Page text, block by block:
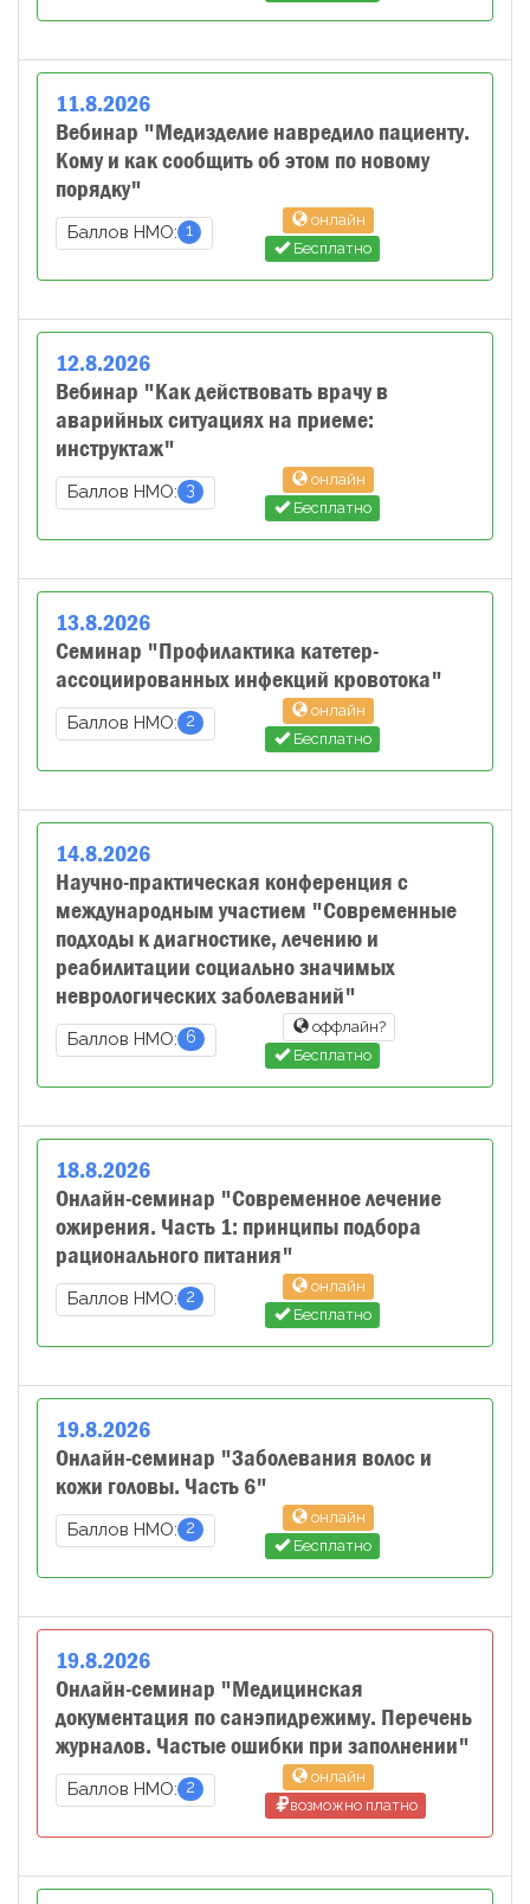
11.8.2026
Вебинар "Медизделие навредило пациенту.
Кому и как сообщить об этом по новому
порядку"
Баллов НМО: 1
онлайн
Бесплатно
12.8.2026
Вебинар "Как действовать врачу в
аварийных ситуациях на приеме:
инструктаж"
Баллов НМО: 3
онлайн
Бесплатно
13.8.2026
Семинар "Профилактика катетер-
ассоциированных инфекций кровотока"
Баллов НМО: 2
онлайн
Бесплатно
14.8.2026
Научно-практическая конференция с
международным участием "Современные
подходы к диагностике, лечению и
реабилитации социально значимых
неврологических заболеваний"
Баллов НМО: 6
оффлайн?
Бесплатно
18.8.2026
Онлайн-семинар "Современное лечение
ожирения. Часть 1: принципы подбора
рационального питания"
Баллов НМО: 2
онлайн
Бесплатно
19.8.2026
Онлайн-семинар "Заболевания волос и
кожи головы. Часть 6"
Баллов НМО: 2
онлайн
Бесплатно
19.8.2026
Онлайн-семинар "Медицинская
документация по санэпидрежиму. Перечень
журналов. Частые ошибки при заполнении"
Баллов НМО: 2
онлайн
возможно платно